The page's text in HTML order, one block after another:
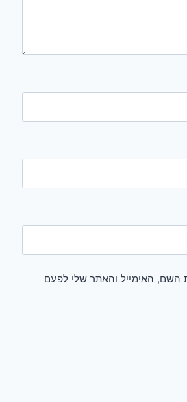
השם, האימייל והאתר שלי לפעם